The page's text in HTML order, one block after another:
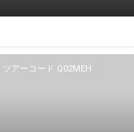
ツアーコード Q02MEH